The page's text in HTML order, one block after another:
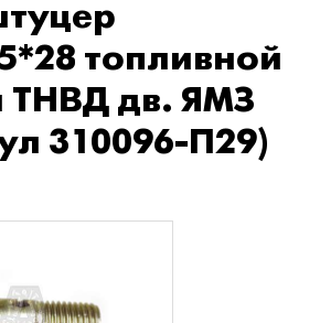
топливной
ТНВД дв. ЯМЗ
310096-П29)